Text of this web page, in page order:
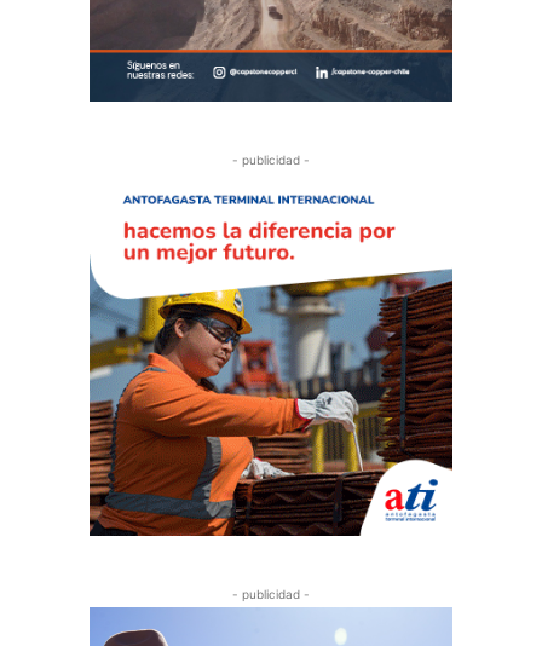
- publicidad -
- publicidad -